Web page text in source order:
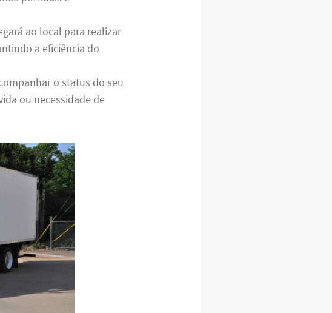
ao local para realizar
a eficiência do
o status do seu
ou necessidade de